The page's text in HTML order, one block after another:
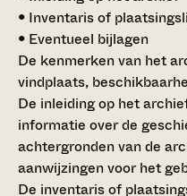
• Inventaris of
• Eventueel bijlagen
De kenmerken van het
vindplaats,
De inleiding op het
informatie over de
achtergronden van de
aanwijzingen voor het
De inventaris of